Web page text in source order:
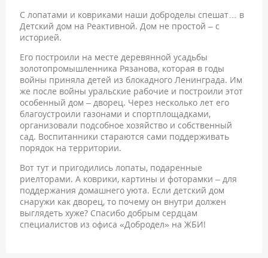
С лопатами и ковриками наши доброделы спешат… в
Детский дом на Реактивной. Дом не простой – с
историей.
Его построили на месте деревянной усадьбы
золотопромышленника Рязанова, которая в годы
войны приняла детей из блокадного Ленинграда. Им
же после войны уральские рабочие и построили этот
особенный дом – дворец. Через несколько лет его
благоустроили газонами и спортплощадками,
организовали подсобное хозяйство и собственный
сад. Воспитанники стараются сами поддерживать
порядок на территории.
Вот тут и пригодились лопаты, подаренные
риелторами. А коврики, картины и фоторамки – для
поддержания домашнего уюта. Если детский дом
снаружи как дворец, то почему он внутри должен
выглядеть хуже? Спасибо добрым сердцам
специалистов из офиса «Добродел» на ЖБИ!